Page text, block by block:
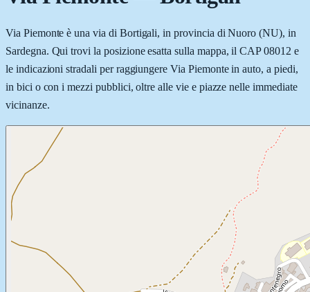
Via Piemonte è una via di Bortigali, in provincia di Nuoro (NU), in
Sardegna. Qui trovi la posizione esatta sulla mappa, il CAP 08012 e
le indicazioni stradali per raggiungere Via Piemonte in auto, a piedi,
in bici o con i mezzi pubblici, oltre alle vie e piazze nelle immediate
vicinanze.